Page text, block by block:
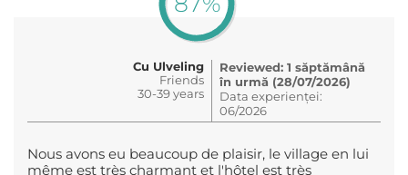
Cu Ulveling
Friends
30-39 years
Reviewed: 1 săptămână
în urmă (28/07/2026)
Data experienței:
06/2026
Nous avons eu beaucoup de plaisir, le village en lui
même est très charmant et l'hôtel est très